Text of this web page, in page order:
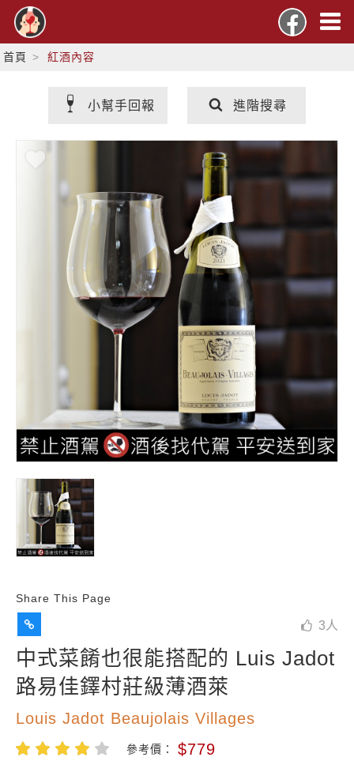
首頁 紅酒內容
小幫手回報 進階搜尋
Share This Page
3 人
中式菜餚也很能搭配的 Luis Jadot
路易佳鐸村莊級薄酒萊
Louis Jadot Beaujolais Villages
參考價： $779